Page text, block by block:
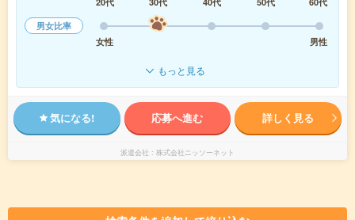
男女比率
女性
男性
もっと見る
気になる! 応募へ進む 詳しく見る
派遣会社 株式会社ニッソーネット